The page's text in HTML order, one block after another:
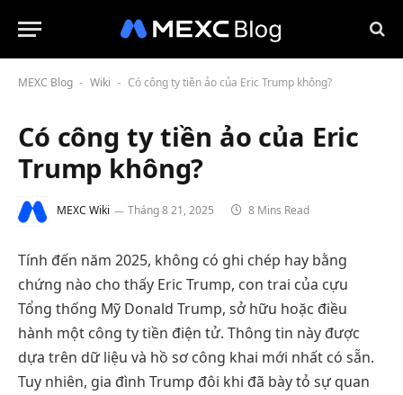
MEXC Blog - Wiki - Có công ty tiền ảo của Eric Trump không?
Có công ty tiền ảo của Eric
Trump không?
MEXC Wiki Tháng 8 21, 2025 8 Mins Read
Tính đến năm 2025, không có ghi chép hay bằng
chứng nào cho thấy Eric Trump, con trai của cựu
Tổng thống Mỹ Donald Trump, sở hữu hoặc điều
hành một công ty tiền điện tử. Thông tin này được
dựa trên dữ liệu và hồ sơ công khai mới nhất có sẵn.
Tuy nhiên, gia đình Trump đôi khi đã bày tỏ sự quan